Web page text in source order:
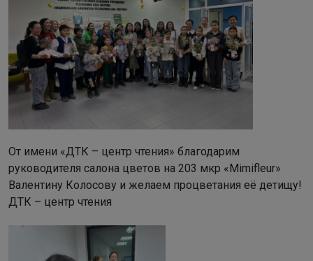
От имени «ДТК – центр чтения» благодарим
руководителя салона цветов на 203 мкр «Mimifleur»
Валентину Колосову и желаем процветания её детищу!
ДТК – центр чтения